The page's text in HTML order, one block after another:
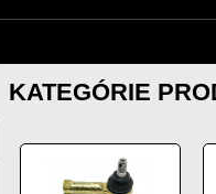
KATEGÓRIE